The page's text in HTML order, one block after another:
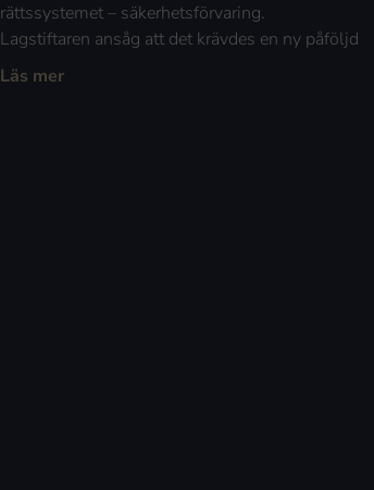
rättssystemet – säkerhetsförvaring.
Lagstiftaren ansåg att det krävdes en ny påföljd
Läs mer